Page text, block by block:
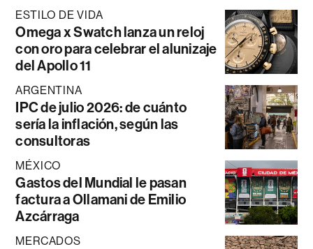
ESTILO DE VIDA
Omega x Swatch lanza un reloj
con oro para celebrar el alunizaje
del Apollo 11
ARGENTINA
IPC de julio 2026: de cuánto
sería la inflación, según las
consultoras
MÉXICO
Gastos del Mundial le pasan
factura a Ollamani de Emilio
Azcárraga
MERCADOS